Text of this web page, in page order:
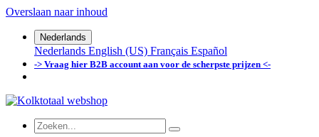
Overslaan naar inhoud
Nederlands
Nederlands English (US) Français Español
-> Vraag hier B2B account aan voor de scherpste prijzen <-